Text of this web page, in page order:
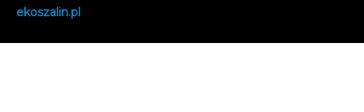
ekoszalin.pl